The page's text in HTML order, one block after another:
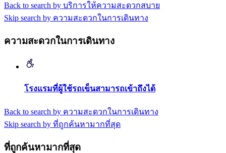
Back to search by บริการให้ความสะดวกสบาย
Skip search by ความสะดวกในการเดินทาง
ความสะดวกในการเดินทาง
โรงแรมที่ผู้ใช้รถเข็นสามารถเข้าถึงได้
Back to search by ความสะดวกในการเดินทาง
Skip search by ที่ถูกค้นหามากที่สุด
ที่ถูกค้นหามากที่สุด